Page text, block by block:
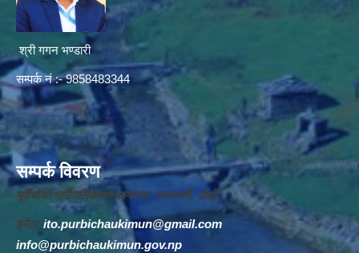
श्री गगन भण्डारी
सम्पर्क नं :- 9858483344
सम्पर्क विवरण
पूर्वीचौकी गाउँपालिकाको कार्यालय ,सानागाउँ, डोटी
इमेल: ito.purbichaukimun@gmail.com,
info@purbichaukimun.gov.np